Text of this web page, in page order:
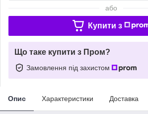
або
Купити з
Що таке купити з Пром?
Замовлення під захистом
Опис Характеристики Доставка